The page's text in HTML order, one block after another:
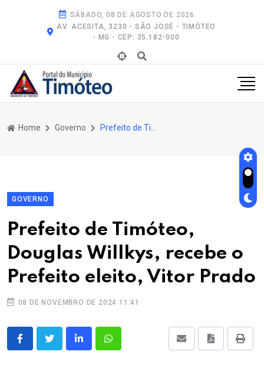
SÁBADO, 08 DE AGOSTO DE 2026
AV. ACESITA, 3230 - SÃO JOSÉ - TIMÓTEO
- MG - CEP: 35.182-000
Home Governo
GOVERNO
Prefeito de Timóteo,
Douglas Willkys, recebe o
Prefeito eleito, Vitor Prado
08 DE NOVEMBRO DE 2024 11:41